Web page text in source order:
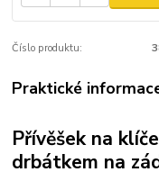
Číslo produktu:
Praktické
Přívěšek na
drbátkem na